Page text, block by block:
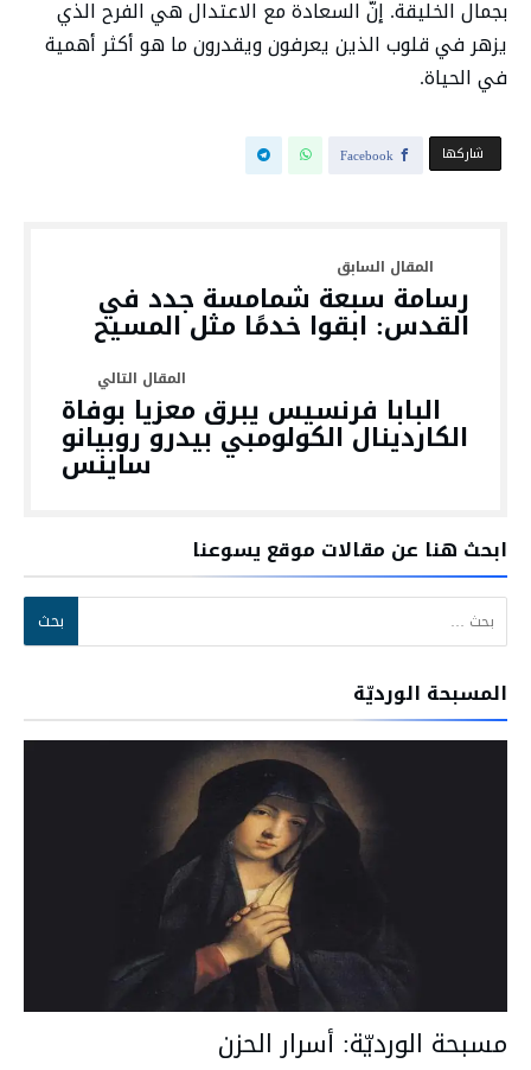
بجمال الخليقة. إنَّ السعادة مع الاعتدال هي الفرح الذي
يزهر في قلوب الذين يعرفون ويقدرون ما هو أكثر أهمية
في الحياة.
‫‫ شاركها‬ Facebook
رسامة سبعة شمامسة جدد في
القدس: ابقوا خدمًا مثل المسيح
البابا فرنسيس يبرق معزيا بوفاة
الكاردينال الكولومبي بيدرو روبيانو
ساينس
ابحث هنا عن مقالات موقع يسوعنا
البحث عن:
المسبحة الورديّة
مسبحة الورديّة: أسرار الحزن